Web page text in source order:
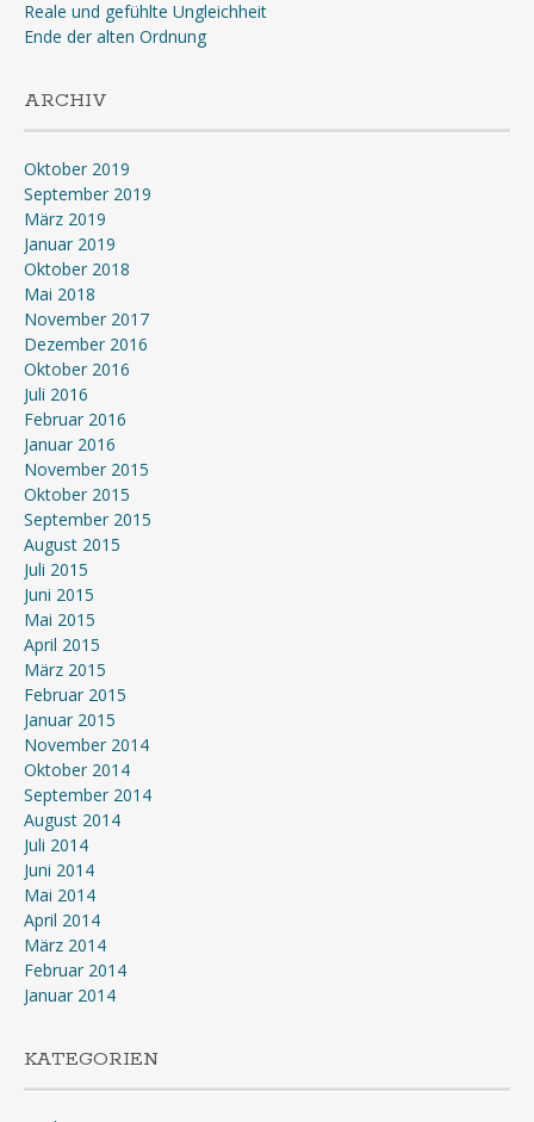
Reale und gefühlte Ungleichheit
Ende der alten Ordnung
ARCHIV
Oktober 2019
September 2019
März 2019
Januar 2019
Oktober 2018
Mai 2018
November 2017
Dezember 2016
Oktober 2016
Juli 2016
Februar 2016
Januar 2016
November 2015
Oktober 2015
September 2015
August 2015
Juli 2015
Juni 2015
Mai 2015
April 2015
März 2015
Februar 2015
Januar 2015
November 2014
Oktober 2014
September 2014
August 2014
Juli 2014
Juni 2014
Mai 2014
April 2014
März 2014
Februar 2014
Januar 2014
KATEGORIEN